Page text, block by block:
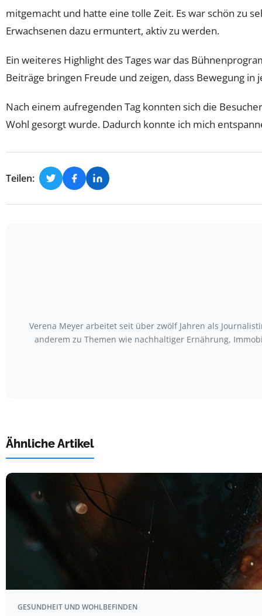
mitgemacht und hatte eine tolle Zeit. Es war schön zu
Erwachsenen dazu ermuntert, aktiv zu werden.
Ein weiteres Highlight des Tages war das
Beiträge bringen Freude und zeigen, dass Bewegung in
Nach einem aufregenden Tag konnten sich die
Wohl gesorgt wurde. Dadurch konnte ich mich
Teilen:
Verena Meyer arbeitet seit über zwölf Jahren als
anderem zu Themen wie nachhaltiger Ernährung,
Ähnliche Artikel
GESUNDHEIT UND WOHLBEFINDEN